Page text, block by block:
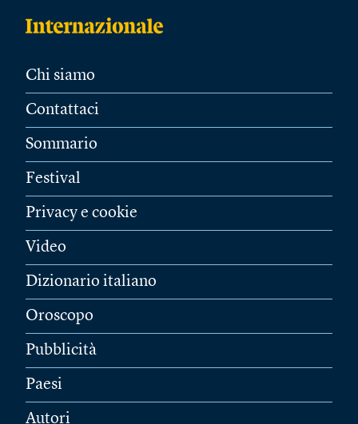
Chi siamo
Contattaci
Sommario
Festival
Privacy e cookie
Video
Dizionario italiano
Oroscopo
Pubblicità
Paesi
Autori